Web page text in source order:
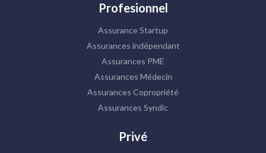
Profesionnel
Assurance Startup
Assurances indépendant
Assurances PME
Assurances Médecin
Assurances Copropriété
Assurances Syndic
Privé